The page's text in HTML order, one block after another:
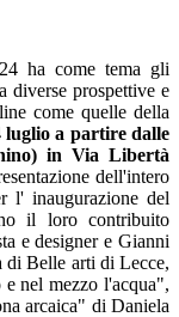
ha come tema gli
diverse prospettive e
come quelle della
luglio a partire dalle
in Via Libertà
dell'intero
l' inaugurazione del
il loro contribuito
e designer e Gianni
di Belle arti di Lecce,
nel mezzo l'acqua",
arcaica" di Daniela